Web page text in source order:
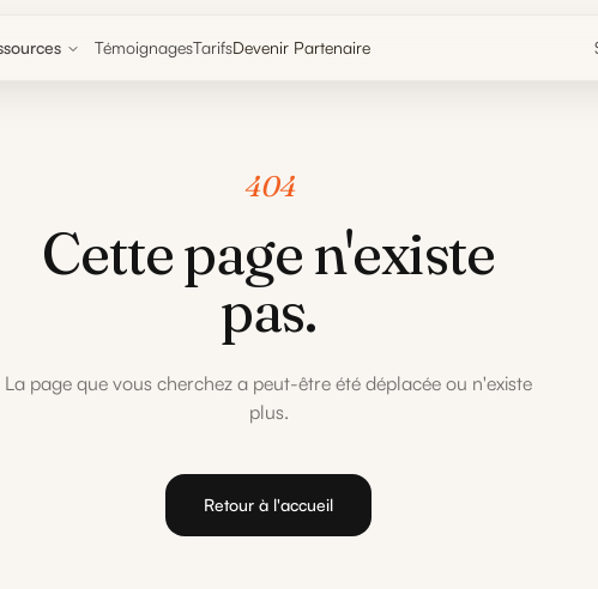
TémoignagesTarifsDevenir Partenaire
404
Cette page n'existe
pas.
La page que vous cherchez a peut-être été déplacée ou n'existe
plus.
Retour à l'accueil